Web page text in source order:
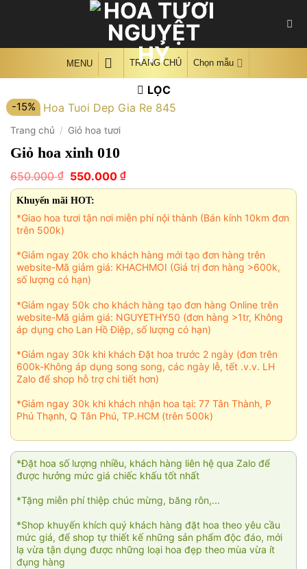
MENU TRANG CHỦ Chọn mẫu
LỌC
-15%
Trang chủ / Giỏ hoa tươi
Giỏ hoa xinh 010
650.000₫ Giá
gốc
là:
650.000 ₫.
550.000 ₫Giá
hiện
550.000 ₫.
Khuyến mãi HOT:
*Giao hoa tươi tận nơi miễn phí nội thành (Bán kính 10km đơn
trên 500k)
*Giảm ngay 20k cho khách hàng mới tạo đơn hàng trên
website-Mã giảm giá: KHACHMOI (Giá trị đơn hàng >600k,
số lượng có hạn)
*Giảm ngay 50k cho khách hàng tạo đơn hàng Online trên
website-Mã giảm giá: NGUYETHY50 (đơn hàng >1tr, Không
áp dụng cho Lan Hồ Điệp, số lượng có hạn)
*Giảm ngay 30k khi khách Đặt hoa trước 2 ngày (đơn trên
600k-Không áp dụng song song, các ngày lễ, tết .v.v. LH
Zalo để shop hỗ trợ chi tiết hơn)
*Giảm ngay 30k khi khách nhận hoa tại: 77 Tân Thành, P
Phú Thạnh, Q Tân Phú, TP.HCM (trên 500k)
*Đặt hoa số lượng nhiều, khách hàng liên hệ qua Zalo để
được hưởng mức giá chiếc khấu tốt nhất
*Tặng miễn phí thiệp chúc mừng, băng rôn,...
*Shop khuyến khích quý khách hàng đặt hoa theo yêu cầu
mức giá, để shop tự thiết kế những sản phẩm độc đáo, mới
lạ vừa tận dụng được những loại hoa đẹp theo mùa vừa ít
đụng hàng